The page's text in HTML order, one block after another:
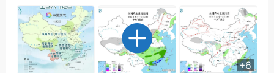
0
谷气行、营卫通：内经视角
下的脾胃调养要义
谦济书童 0 +6